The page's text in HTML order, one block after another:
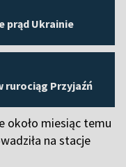
prąd Ukrainie
rurociąg Przyjaźń
około miesiąc temu
na stacje